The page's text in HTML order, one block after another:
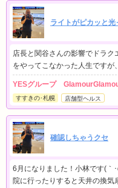
ライトがピカッと光
店長と関谷さんの影響でドラ
をやってこなかった人生ですが
YESグループ
すすきの･札幌 店舗型ヘルス
確認しちゃうクセ
6月になりました！小林です(｀
院に行ったりすると天井の換気